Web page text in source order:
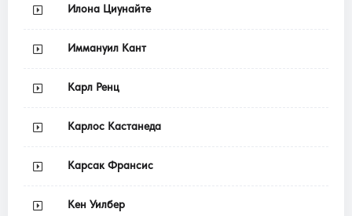
Илона Циунайте
Иммануил Кант
Карл Ренц
Карлос Кастанеда
Карсак Франсис
Кен Уилбер